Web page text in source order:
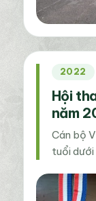
2022
Hội
năm
Cán bộ
tuổi dưới